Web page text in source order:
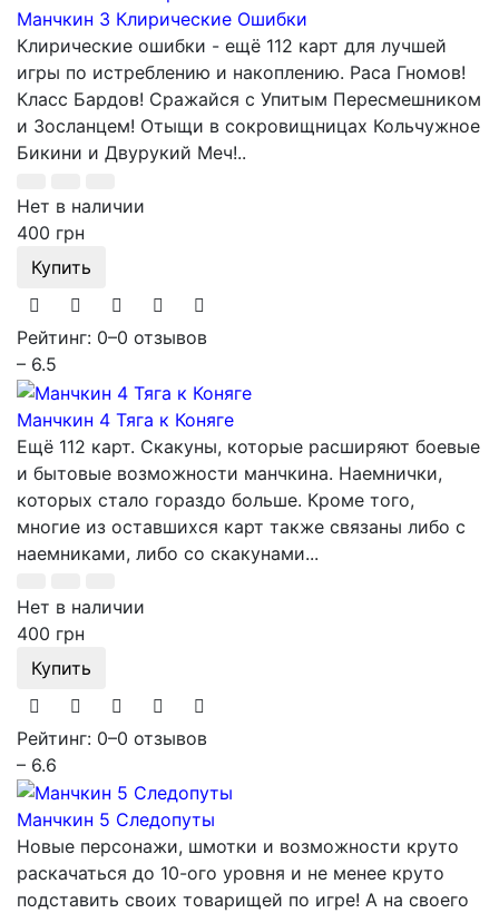
Манчкин 3 Клирические Ошибки
Клирические ошибки - ещё 112 карт для лучшей
игры по истреблению и накоплению. Раса Гномов!
Класс Бардов! Сражайся с Упитым Пересмешником
и Зосланцем! Отыщи в сокровищницах Кольчужное
Бикини и Двурукий Меч!..
Нет в наличии
400 грн
Купить
Рейтинг: 0–0 отзывов
– 6.5
Манчкин 4 Тяга к Коняге
Ещё 112 карт. Cкакуны, которые расширяют боевые
и бытовые возможности манчкина. Наемнички,
которых стало гораздо больше. Кроме того,
многие из оставшихся карт также связаны либо с
наемниками, либо со скакунами...
Нет в наличии
400 грн
Купить
Рейтинг: 0–0 отзывов
– 6.6
Манчкин 5 Следопуты
Новые персонажи, шмотки и возможности круто
раскачаться до 10-ого уровня и не менее круто
подставить своих товарищей по игре! А на своего